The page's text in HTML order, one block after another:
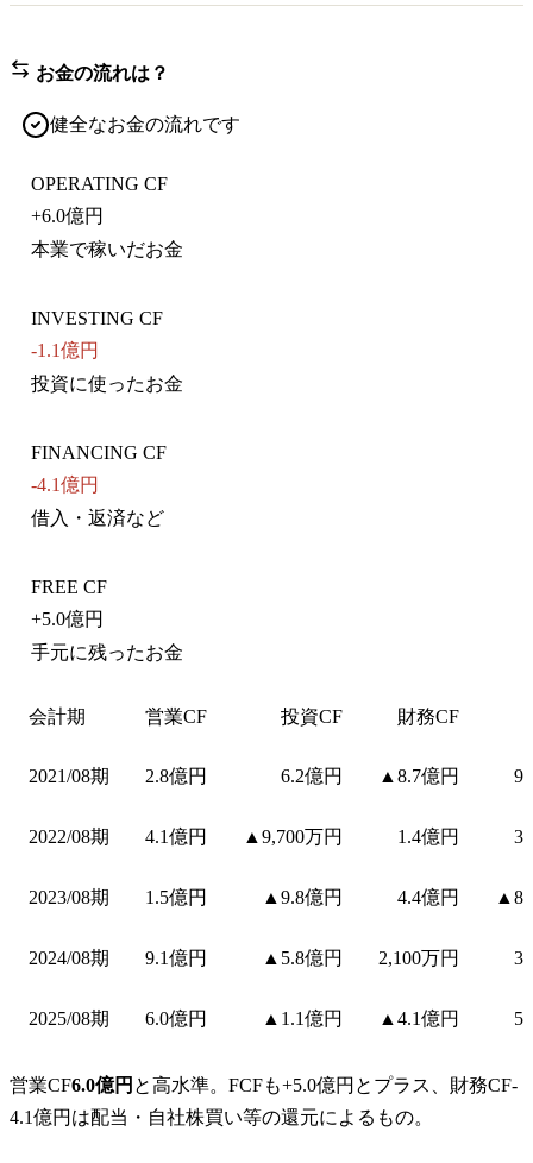
お金の流れは？
健全なお金の流れです
OPERATING CF
+6.0億円
本業で稼いだお金
INVESTING CF
-1.1億円
投資に使ったお金
FINANCING CF
-4.1億円
借入・返済など
FREE CF
+5.0億円
手元に残ったお金
会計期 営業CF 投資CF 財務CF
2021/08期 2.8億円 6.2億円 ▲8.7億円
2022/08期 4.1億円 ▲9,700万円 1.4億円
2023/08期 1.5億円 ▲9.8億円 4.4億円
2024/08期 9.1億円 ▲5.8億円 2,100万円
2025/08期 6.0億円 ▲1.1億円 ▲4.1億円
営業CF6.0億円 と高水準。FCFも+5.0億円とプラス、財務CF-
4.1億円は配当・自社株買い等の還元によるもの。